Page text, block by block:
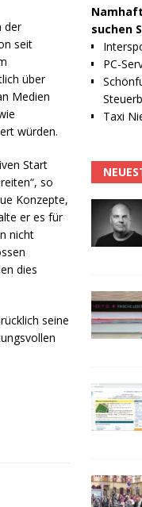
der
seit
über
Medien
würden.
Start
so
Konzepte,
er es für
nicht
dies
seine
suchen
PC-
Taxi